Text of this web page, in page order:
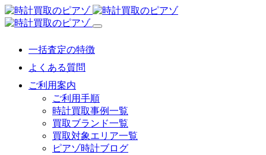
一括査定の特徴
よくある質問
ご利用案内
ご利用手順
時計買取事例一覧
買取ブランド一覧
買取対象エリア一覧
ピアゾ時計ブログ